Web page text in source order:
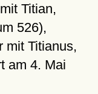
Titian,
526),
mit Titianus,
am 4. Mai